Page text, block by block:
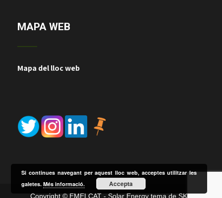
MAPA WEB
Mapa del lloc web
Copyright © EMELCAT - Solar Energy tema de SKT
Si continues navegant per aquest lloc web, acceptes utilitzar les
galetes.Més informació. Accepta